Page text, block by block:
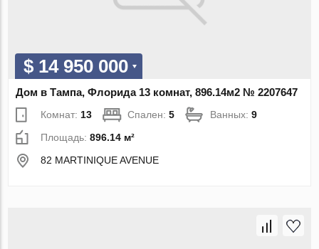
$ 14 950 000
Дом в Тампа, Флорида 13 комнат, 896.14м2 № 2207647
Комнат: 13 Спален:5 Ванных:9
Площадь:896.14 м²
82 MARTINIQUE AVENUE